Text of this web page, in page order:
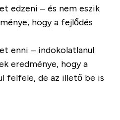
edzeni – és nem eszik
hogy a fejlődés
enni – indokolatlanul
eredménye, hogy a
felfele, de az illető be is